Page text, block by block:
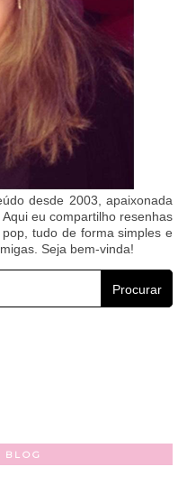
desde 2003, apaixonada
eu compartilho resenhas
tudo de forma simples e
Seja bem-vinda!
Procurar
BLOG